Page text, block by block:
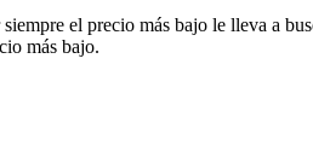
el precio más bajo le lleva a
más bajo.